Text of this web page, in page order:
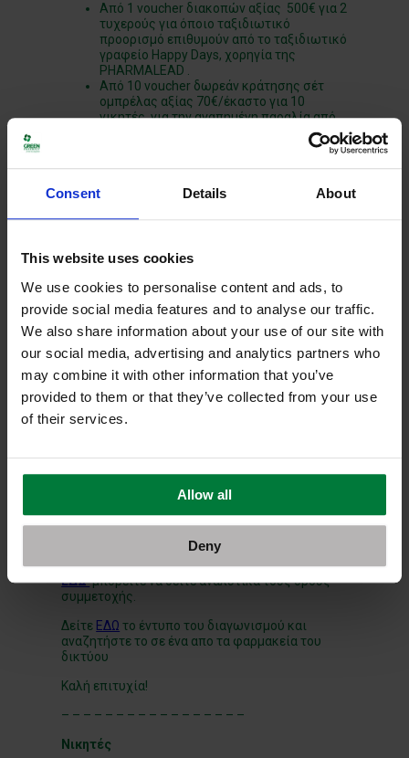
Consent Details About
This website uses cookies
We use cookies to personalise content and ads, to
provide social media features and to analyse our traffic.
We also share information about your use of our site with
our social media, advertising and analytics partners who
may combine it with other information that you’ve
provided to them or that they’ve collected from your use
of their services.
Allow all
Deny
Από 1 voucher διακοπών αξίας 500€ για 2
τυχερούς για όποιο ταξιδιωτικό
προορισμό επιθυμούν από το ταξιδιωτικό
γραφείο Happy Days, χορηγία της
PHARMALEAD .
Από 10 voucher δωρεάν κράτησης σέτ
ομπρέλας αξίας 70€/έκαστο για 10
νικητές, για την αγαπημένη παραλία από
Από 18 τσάντες με διάφορα καλοκαιρινά
Bioderma, Avene, Power of Nature,
Όσοι επιθυμούν να συμμετάσχουν στον
α) να πραγματοποιήσουν αγορές μια ή
περισσότερες αγορές ΆΝΩ ΤΩΝ 10€ σε ένα από
τα φαρμακεία του Δικτύου, με τη χρήση της
Κάρτα Φροντίδας, Ή β) να γίνουν μέλη του
Δικτύου κατά τον μήνα Ιούνιο 2025 αποκτώντας
την Κάρτα Φροντίδας, χωρίς απαραίτητα την
αγορά φαρμακευτικών ή παραφαρμακευτικών
προϊόντων.
επιλαχόντων, θα διενεργηθεί μία μόνο κλήρωση
μέσω ηλεκτρονικών μέσων,στις 4/07/2025,
ημέρα Παρασκευή και ώρα 13:00 μ.μ. Η κλήρωση
εταιρίας με την επωνυμία «Logiscoop-Pansyfa
ΕΔΩμπορείτε να δείτε αναλυτικά τους όρους
συμμετοχής.
Δείτε ΕΔΩ το έντυπο του διαγωνισμού και
αναζητήστε το σε ένα απο τα φαρμακεία του
δικτύου
Καλή επιτυχία!
– – – – – – – – – – – – – – – – –
Νικητές